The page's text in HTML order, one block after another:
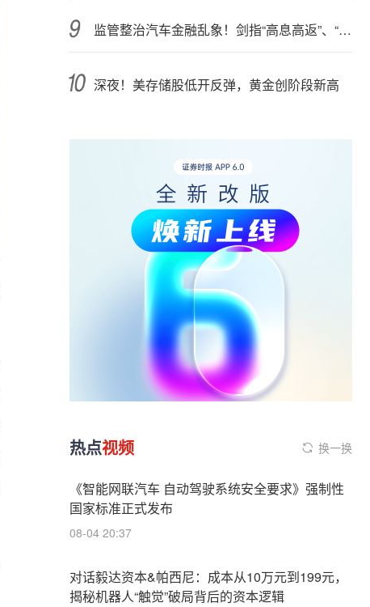
监管整治汽车金融乱象！剑指“高息高返”、“零首付”“低首付”诱导购车
深夜！美存储股低开反弹，黄金创阶段新高
热点视频 换一换
《智能网联汽车 自动驾驶系统安全要求》强制性
国家标准正式发布
08-04 20:37
对话毅达资本&帕西尼：成本从10万元到199元，
揭秘机器人“触觉”破局背后的资本逻辑